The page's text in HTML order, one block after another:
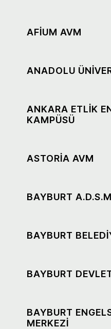
AFİUM AVM
ANADOLU
ANKARA ETLİK
KAMPÜSÜ
ASTORİA AVM
BAYBURT A.D.S.M
BAYBURT
BAYBURT
BAYBURT
MERKEZİ